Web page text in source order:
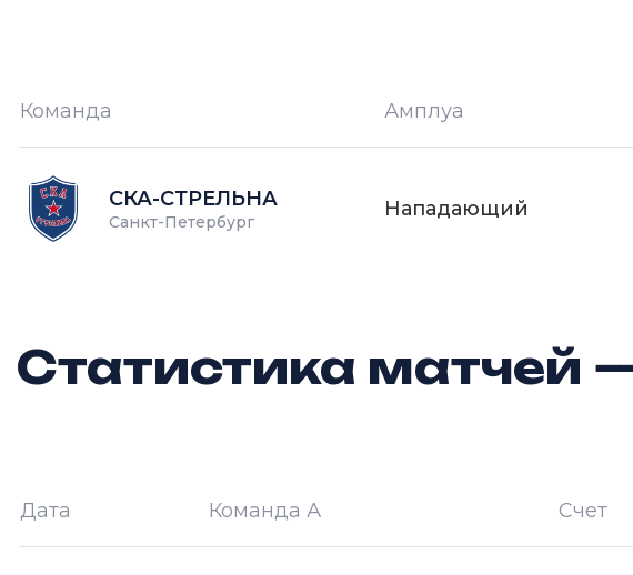
Команда Амплуа
СКА-СТРЕЛЬНА
Санкт-Петербург
Нападающий
Статистика матчей
Дата Команда А Счет